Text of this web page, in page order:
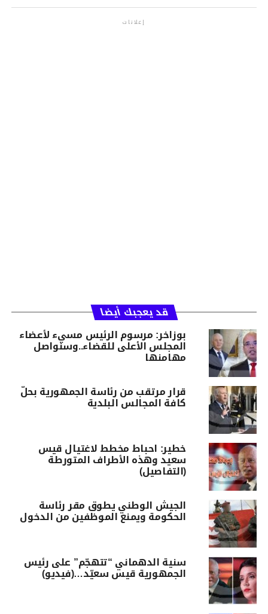
إعلانات
قد يعجبك أيضا
بوزاخر: مرسوم الرئيس مسيء لأعضاء
المجلس الأعلى للقضاء..وسنواصل
مهامنها
قرار مرتقب من رئاسة الجمهورية بحلّ
كافة المجالس البلدية
خطير: احباط مخطط لاغتيال قيس
سعيد وهذه الأطراف المتورطة
(التفاصيل)
الجيش الوطني يطوق مقر رئاسة
الحكومة ويمنع الموظفين من الدخول
سنية الدهماني “تتهجّم” على رئيس
الجمهورية قيس سعيّد…(فيديو)